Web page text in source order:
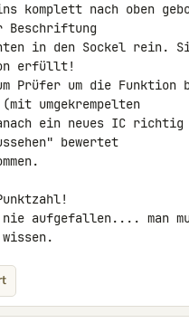
komplett nach oben
Beschriftung
in den Sockel rein.
erfüllt!
Prüfer um die Funktion
umgekrempelten
ein neues IC richtig
bewertet
aufgefallen.... man